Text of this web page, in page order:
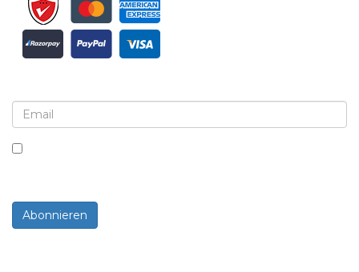
Abonnieren